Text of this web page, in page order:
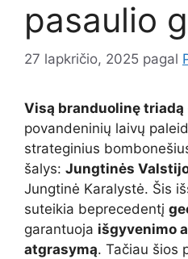
pasaulio
27 lapkričio, 2025 pagal
Visą branduolinę triadą
povandeninių laivų
strateginius
šalys: Jungtinės
Jungtinė Karalystė. Šis
suteikia beprecedentį
garantuoja išgyvenimo
atgrasymą. Tačiau šios